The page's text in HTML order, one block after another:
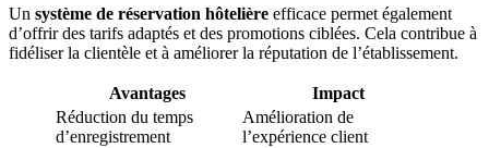
Un système de réservation hôtelière efficace permet également
d’offrir des tarifs adaptés et des promotions ciblées. Cela contribue à
fidéliser la clientèle et à améliorer la réputation de l’établissement.
Avantages
Impact
Réduction du temps
d’enregistrement
Amélioration de
l’expérience client